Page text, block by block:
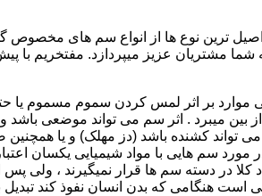
ترین نوع ها از انواع سم های مخصوص
موارد بر اثر لمس کردن سموم مسموم
میبرد . اثر سم می تواند موضعی باشد و
تواند کشنده باشد (دز مهلک) و یا
مورد سم هایی با مواد شیمیایی یکسان
در دسته سم ها قرار نمیگیرند ، ولی
است هنگامی که بدن انسان نفوذ کند